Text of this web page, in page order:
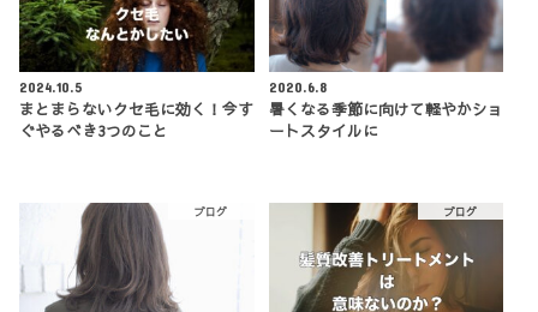
2024.10.5
まとまらないクセ毛に効く！今す
ぐやるべき3つのこと
2020.6.8
暑くなる季節に向けて軽やかショ
ートスタイルに
ブログ ブログ